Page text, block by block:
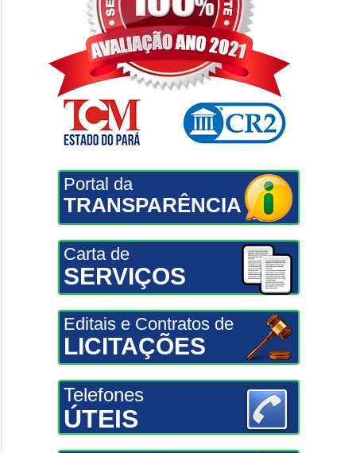
Portal da
TRANSPARÊNCIA
Carta de
SERVIÇOS
Editais e Contratos de
LICITAÇÕES
Telefones
ÚTEIS